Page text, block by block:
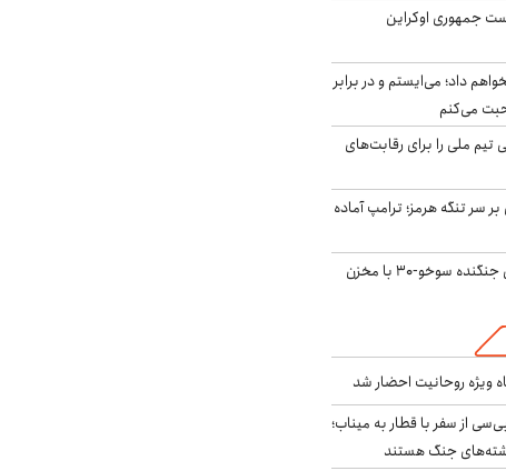
جمهوری اوکراین
داد؛ می‌ایستم و در برابر
می‌کنم
تیم ملی را برای رقابت‌های
سر تنگه هرمز؛ ترامپ آماده
بُرد ۳۰۰۰ کیلومتری جنگنده سوخو-۳۰ با مخزن
ویژه روحانیت احضار شد
از سفر با قطار به میناب؛
جنگ هستند